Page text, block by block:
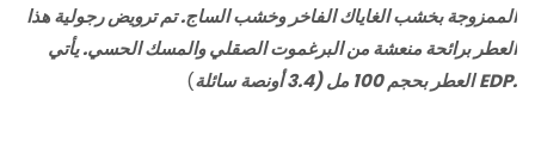
الممزوجة بخشب الغاياك الفاخر وخشب الساج.تم ترويض رجولية هذا
العطر برائحة منعشة من البرغموت الصقلي والمسك الحسي. يأتي
العطر بحجم 100 مل (3.4 أونصة سائلة)EDP.